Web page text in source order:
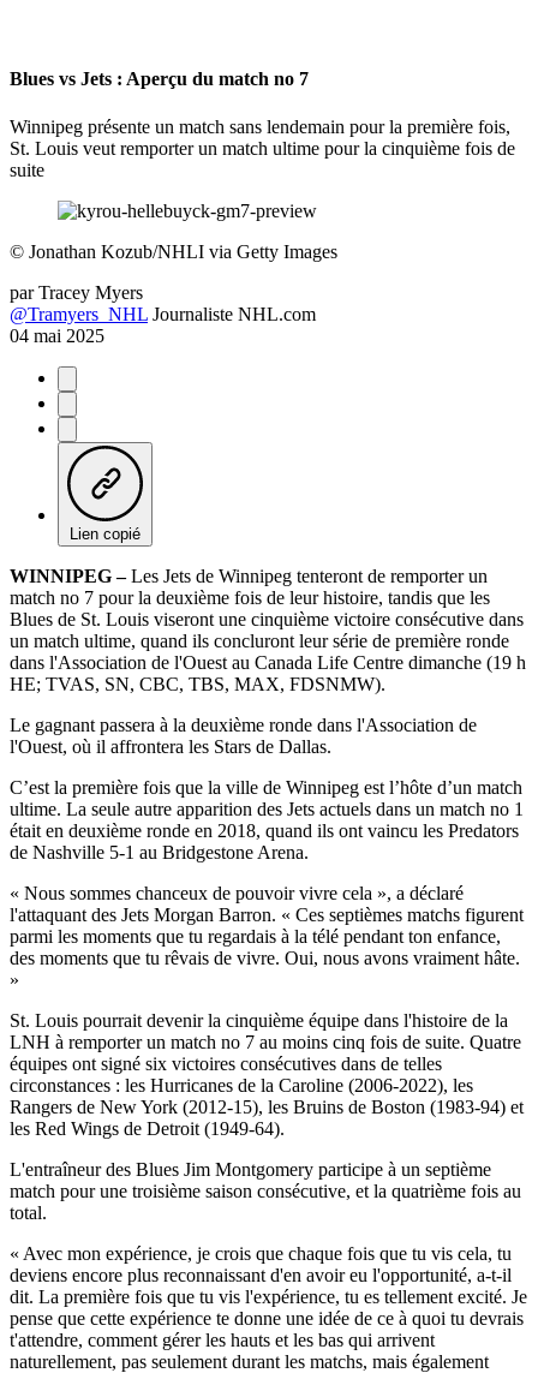
Blues vs Jets : Aperçu du match no 7
Winnipeg présente un match sans lendemain pour la première fois,
St. Louis veut remporter un match ultime pour la cinquième fois de
suite
© Jonathan Kozub/NHLI via Getty Images
par Tracey Myers
@Tramyers_NHL Journaliste NHL.com
04 mai 2025
Lien copié
WINNIPEG –Les Jets de Winnipeg tenteront de remporter un
match no 7 pour la deuxième fois de leur histoire, tandis que les
Blues de St. Louis viseront une cinquième victoire consécutive dans
un match ultime, quand ils concluront leur série de première ronde
dans l'Association de l'Ouest au Canada Life Centre dimanche (19 h
HE; TVAS, SN, CBC, TBS, MAX, FDSNMW).
Le gagnant passera à la deuxième ronde dans l'Association de
l'Ouest, où il affrontera les Stars de Dallas.
C’est la première fois que la ville de Winnipeg est l’hôte d’un match
ultime. La seule autre apparition des Jets actuels dans un match no 1
était en deuxième ronde en 2018, quand ils ont vaincu les Predators
de Nashville 5-1 au Bridgestone Arena.
« Nous sommes chanceux de pouvoir vivre cela », a déclaré
l'attaquant des Jets Morgan Barron. « Ces septièmes matchs figurent
parmi les moments que tu regardais à la télé pendant ton enfance,
des moments que tu rêvais de vivre. Oui, nous avons vraiment hâte.
»
St. Louis pourrait devenir la cinquième équipe dans l'histoire de la
LNH à remporter un match no 7 au moins cinq fois de suite. Quatre
équipes ont signé six victoires consécutives dans de telles
circonstances : les Hurricanes de la Caroline (2006-2022), les
Rangers de New York (2012-15), les Bruins de Boston (1983-94) et
les Red Wings de Detroit (1949-64).
L'entraîneur des Blues Jim Montgomery participe à un septième
match pour une troisième saison consécutive, et la quatrième fois au
total.
« Avec mon expérience, je crois que chaque fois que tu vis cela, tu
deviens encore plus reconnaissant d'en avoir eu l'opportunité, a-t-il
dit. La première fois que tu vis l'expérience, tu es tellement excité. Je
pense que cette expérience te donne une idée de ce à quoi tu devrais
t'attendre, comment gérer les hauts et les bas qui arrivent
naturellement, pas seulement durant les matchs, mais également